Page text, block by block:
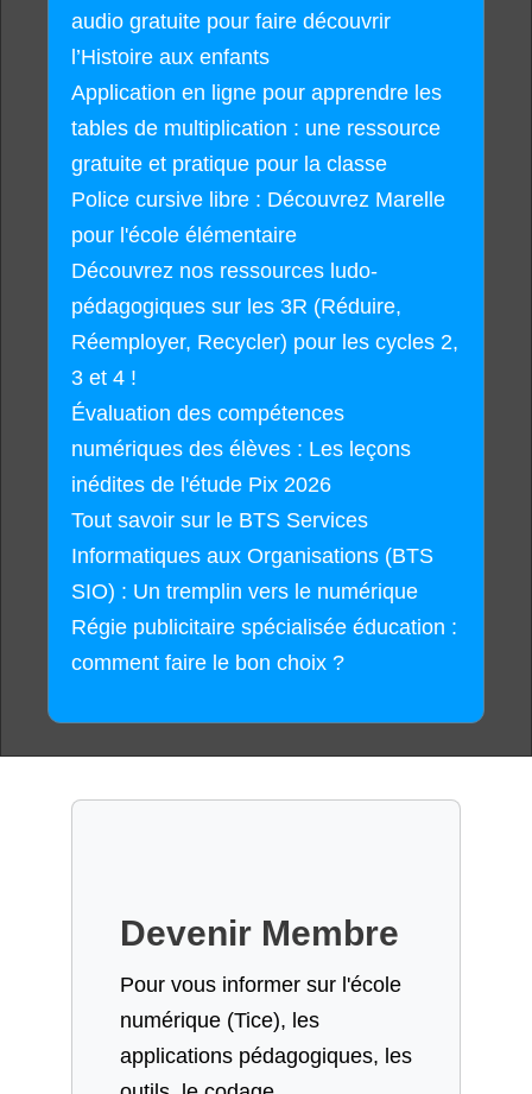
audio gratuite pour faire découvrir
l’Histoire aux enfants
Application en ligne pour apprendre les
tables de multiplication : une ressource
gratuite et pratique pour la classe
Police cursive libre : Découvrez Marelle
pour l'école élémentaire
Découvrez nos ressources ludo-
pédagogiques sur les 3R (Réduire,
Réemployer, Recycler) pour les cycles 2,
3 et 4 !
Évaluation des compétences
numériques des élèves : Les leçons
inédites de l'étude Pix 2026
Tout savoir sur le BTS Services
Informatiques aux Organisations (BTS
SIO) : Un tremplin vers le numérique
Régie publicitaire spécialisée éducation :
comment faire le bon choix ?
Devenir Membre
Pour vous informer sur l'école
numérique (Tice), les
applications pédagogiques, les